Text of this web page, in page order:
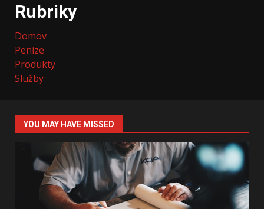
Rubriky
Domov
Peníze
Produkty
Služby
YOU MAY HAVE MISSED